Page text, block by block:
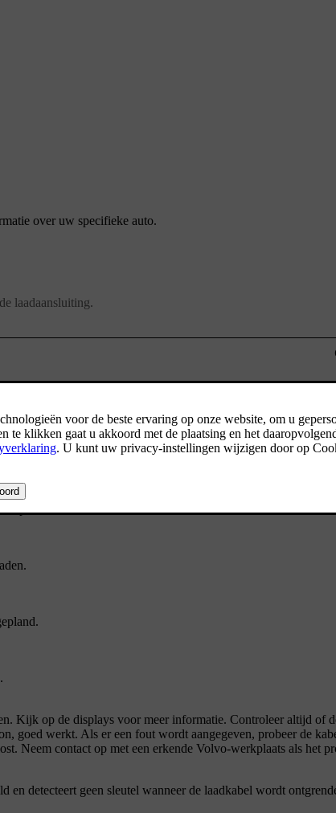
over uw specifieke auto.
laadaansluiting.
en het laadproces kan beginnen.
Kijk op de displays voor meer informatie. Controleer altijd of
goed werkt. Als er een fout wordt aangegeven, probeer de
Neem contact op met een erkende Volvo-werkplaats als het
en detecteert geen sleutel wanneer de laadkabel wordt